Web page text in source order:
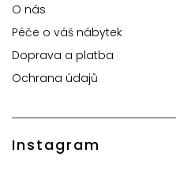
O nás
Péče o váš nábytek
Doprava a platba
Ochrana údajů
Instagram